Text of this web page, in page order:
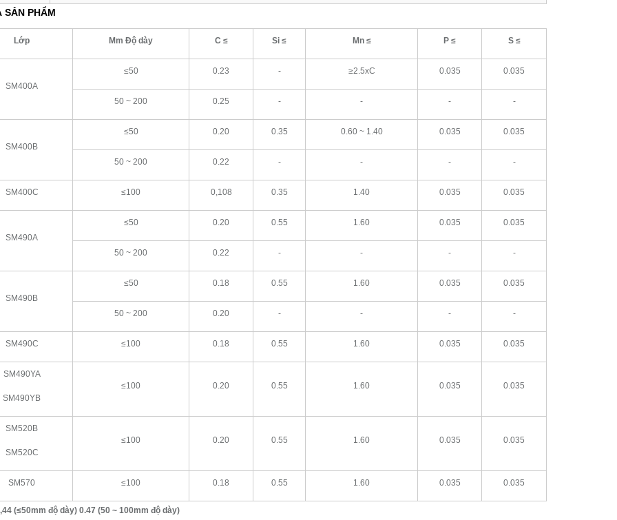
SẢN PHẨM
Lớp Mm Độ dày C ≤ Si ≤ Mn ≤ P ≤ S ≤
SM400A
≤50 0.23 - ≥2.5xC 0.035 0.035
50 ~ 200 0.25 - - - -
SM400B
≤50 0.20 0.35 0.60 ~ 1.40 0.035 0.035
50 ~ 200 0.22 - - - -
SM400C ≤100 0,108 0.35 1.40 0.035 0.035
SM490A
≤50 0.20 0.55 1.60 0.035 0.035
50 ~ 200 0.22 - - - -
SM490B
≤50 0.18 0.55 1.60 0.035 0.035
50 ~ 200 0.20 - - - -
SM490C ≤100 0.18 0.55 1.60 0.035 0.035
SM490YA
SM490YB
≤100 0.20 0.55 1.60 0.035 0.035
SM520B
SM520C
≤100 0.20 0.55 1.60 0.035 0.035
SM570 ≤100 0.18 0.55 1.60 0.035 0.035
(≤50mm độ dày) 0.47 (50 ~ 100mm độ dày)